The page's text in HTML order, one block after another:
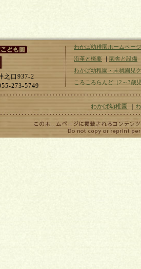
之口937-2
273-5749
わかば幼稚園ホームペー
沿革と概要 ｜ 園舎と設備
わかば幼稚園・未就園児
ころころらんど（2～3歳
わかば幼稚園